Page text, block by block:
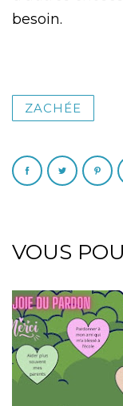
besoin.
ZACHÉE
VOUS